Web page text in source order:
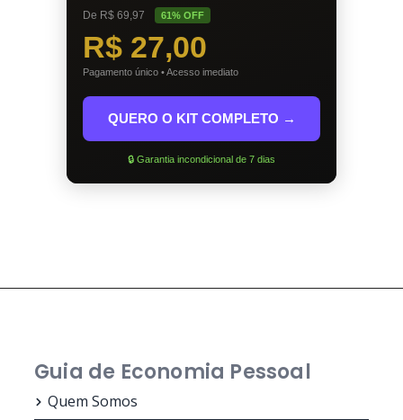
De R$ 69,97 61% OFF
R$ 27,00
Pagamento único • Acesso imediato
QUERO O KIT COMPLETO →
🔒 Garantia incondicional de 7 dias
Guia de Economia Pessoal
Quem Somos